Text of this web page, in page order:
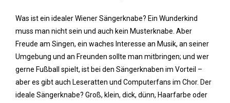
Was ist ein idealer Wiener Sängerknabe? Ein Wunderkind
muss man nicht sein und auch kein Musterknabe. Aber
Freude am Singen, ein waches Interesse an Musik, an seiner
Umgebung und an Freunden sollte man mitbringen; und wer
gerne Fußball spielt, ist bei den Sängerknaben im Vorteil –
aber es gibt auch Leseratten und Computerfans im Chor. Der
ideale Sängerknabe? Groß, klein, dick, dünn, Haarfarbe oder